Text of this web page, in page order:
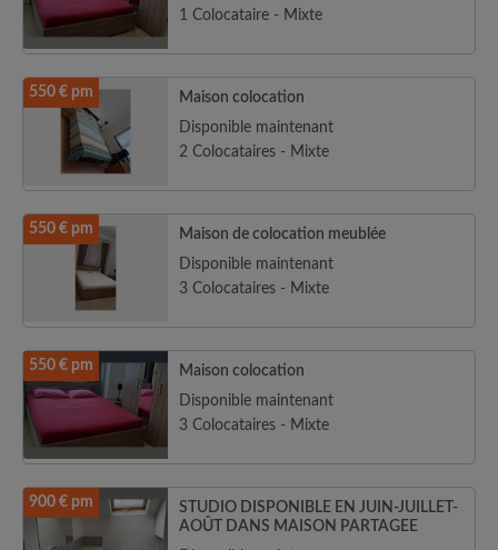
1 Colocataire - Mixte
550 € pm
Maison colocation
Disponible maintenant
2 Colocataires - Mixte
550 € pm
Maison de colocation meublée
Disponible maintenant
3 Colocataires - Mixte
550 € pm
Maison colocation
Disponible maintenant
3 Colocataires - Mixte
900 € pm
STUDIO DISPONIBLE EN JUIN-JUILLET-
AOÛT DANS MAISON PARTAGEE